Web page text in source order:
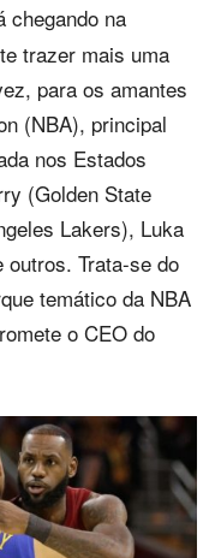
chegando na
trazer mais uma
para os amantes
(NBA), principal
nos Estados
(Golden State
Lakers), Luka
Trata-se do
temático da NBA
o CEO do